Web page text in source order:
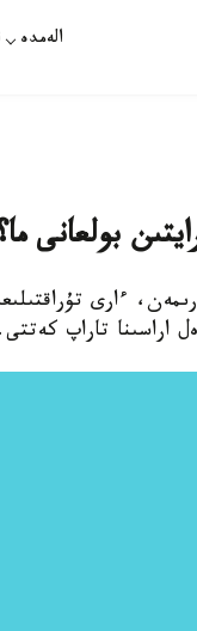
الەمدە
ءارى
تاراپ كەتتى.